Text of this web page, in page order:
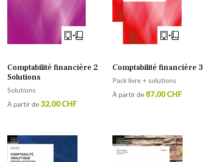
Comptabilité financière 2
Solutions
Solutions
À partir de32,00 CHF
Comptabilité financière 3
Pack livre + solutions
À partir de 87,00 CHF